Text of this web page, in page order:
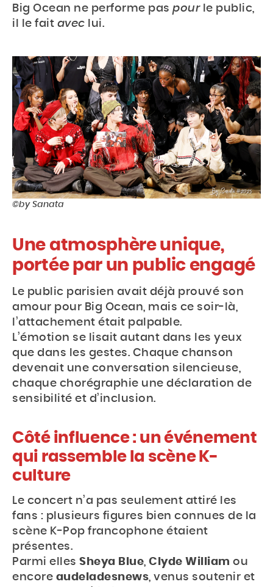
Big Ocean ne performe pas pourle public,
il le fait avec lui.
©by Sanata
Une atmosphère unique,
portée par un public engagé
Le public parisien avait déjà prouvé son
amour pour Big Ocean, mais ce soir-là,
l’attachement était palpable.
L’émotion se lisait autant dans les yeux
que dans les gestes. Chaque chanson
devenait une conversation silencieuse,
chaque chorégraphie une déclaration de
sensibilité et d’inclusion.
Côté influence : un événement
qui rassemble la scène K-
culture
Le concert n’a pas seulement attiré les
fans : plusieurs figures bien connues de la
scène K-Pop francophone étaient
présentes.
Parmi elles Sheya Blue, Clyde William ou
encore audeladesnews, venus soutenir et